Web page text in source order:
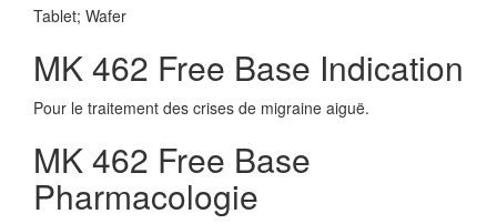
Tablet; Wafer
MK 462 Free Base Indication
Pour le traitement des crises de migraine aiguë.
MK 462 Free Base
Pharmacologie